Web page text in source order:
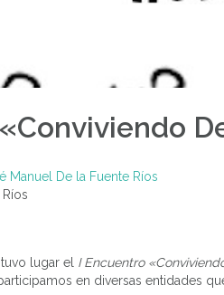
Manuel De la Fuente Ríos
lugar el I Encuentro
en diversas entidades